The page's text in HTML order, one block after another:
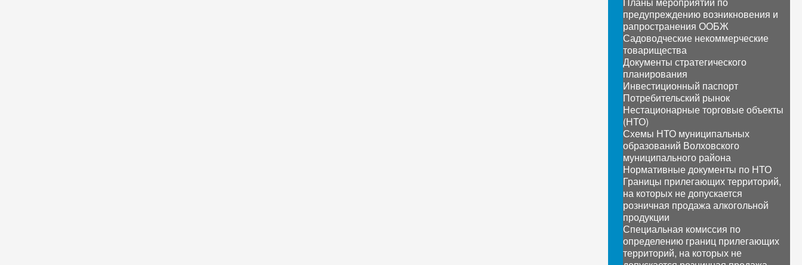
предупреждению возникновения и
рапространения ООБЖ
Садоводческие некоммерческие
товарищества
Документы стратегического
планирования
Инвестиционный паспорт
Потребительский рынок
Нестационарные торговые объекты
(НТО)
Схемы НТО муниципальных
образований Волховского
муниципального района
Нормативные документы по НТО
Границы прилегающих территорий,
на которых не допускается
розничная продажа алкогольной
продукции
Специальная комиссия по
определению границ прилегающих
территорий, на которых не